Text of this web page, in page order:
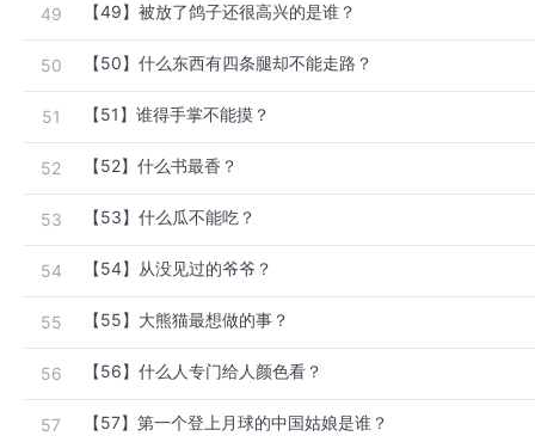
49 【49】被放了鸽子还很高兴的是谁？
50 【50】什么东西有四条腿却不能走路？
51 【51】谁得手掌不能摸？
52 【52】什么书最香？
53 【53】什么瓜不能吃？
54 【54】从没见过的爷爷？
55 【55】大熊猫最想做的事？
56 【56】什么人专门给人颜色看？
57 【57】第一个登上月球的中国姑娘是谁？